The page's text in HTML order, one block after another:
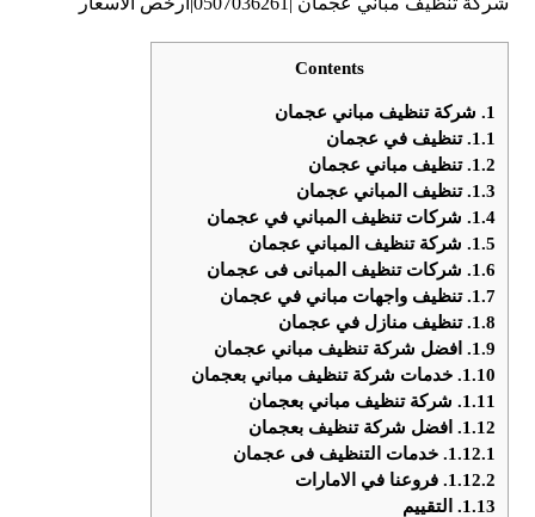
Contents
1. شركة تنظيف مباني عجمان
1.1. تنظيف في عجمان
1.2. تنظيف مباني عجمان
1.3. تنظيف المباني عجمان
1.4. شركات تنظيف المباني في عجمان
1.5. شركة تنظيف المباني عجمان
1.6. شركات تنظيف المبانى فى عجمان
1.7. تنظيف واجهات مباني في عجمان
1.8. تنظيف منازل في عجمان
1.9.
افضل شركة تنظيف مباني عجمان
1.10. خدمات شركة تنظيف مباني بعجمان
1.11. شركة تنظيف مباني بعجمان
1.12.
افضل شركة تنظيف بعجمان
1.12.1. خدمات التنظيف فى عجمان
1.12.2. فروعنا في الامارات
1.13.
التقييم